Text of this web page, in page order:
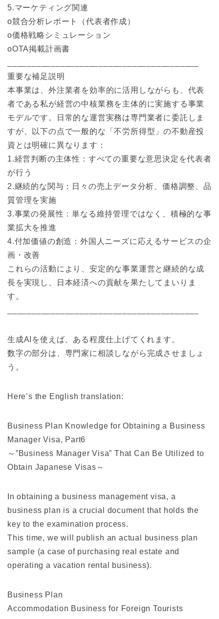
5.マーケティング関連
o競合分析レポート（代表者作成）
o価格戦略シミュレーション
oOTA掲載計画書
重要な補足説明
本事業は、外注業者を効率的に活用しながらも、代表
者である私が経営の中核業務を主体的に実施する事業
モデルです。日常的な運営実務は専門業者に委託しま
すが、以下の点で一般的な「不労所得型」の不動産投
資とは明確に異なります：
1.経営判断の主体性：すべての重要な意思決定を代表者
が行う
2.継続的な関与：日々の売上データ分析、価格調整、品
質管理を実施
3.事業の発展性：単なる維持管理ではなく、積極的な事
業拡大を推進
4.付加価値の創造：外国人ニーズに応えるサービスの企
画・改善
これらの活動により、安定的な事業運営と継続的な成
長を実現し、日本経済への貢献を果たしてまいりま
す。
生成AIを使えば、ある程度仕上げてくれます。
数字の部分は、専門家に相談しながら完成させましょ
う。
Here’s the English translation:
Business Plan Knowledge for Obtaining a Business
Manager Visa, Part6
～”Business Manager Visa” That Can Be Utilized to
Obtain Japanese Visas～
In obtaining a business management visa, a
business plan is a crucial document that holds the
key to the examination process.
This time, we will publish an actual business plan
sample (a case of purchasing real estate and
operating a vacation rental business).
Business Plan
Accommodation Business for Foreign Tourists